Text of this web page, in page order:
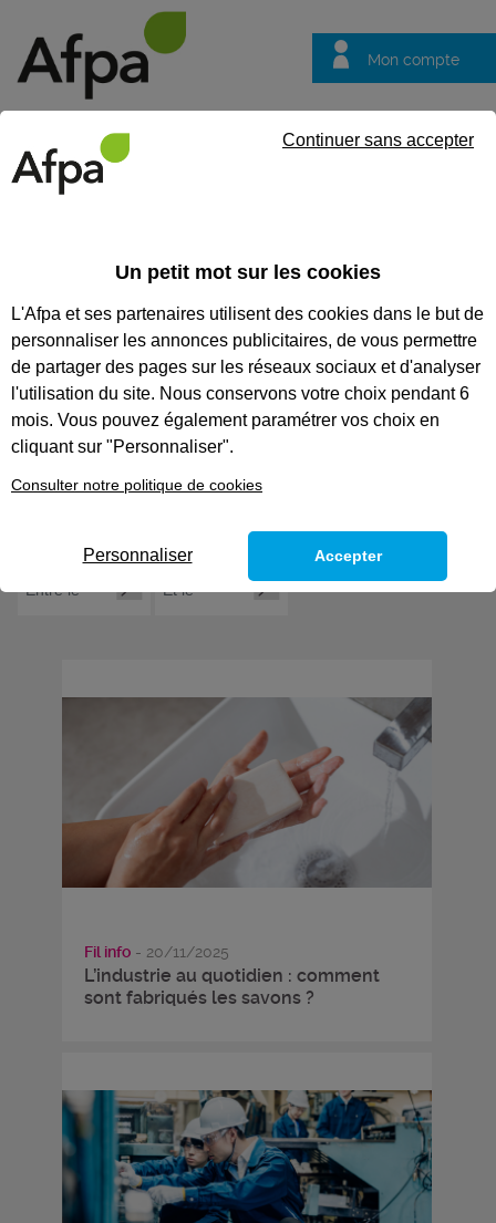
Mon compte
questions
ACTUALITÉS
Recherchez une actualité
Tout supprimer
Fil info - 20/11/2025
L’industrie au quotidien : comment
sont fabriqués les savons ?
Un petit mot sur les cookies
L'Afpa et ses partenaires utilisent des cookies dans le but de
personnaliser les annonces publicitaires, de vous permettre
de partager des pages sur les réseaux sociaux et d'analyser
l'utilisation du site. Nous conservons votre choix pendant 6
mois. Vous pouvez également paramétrer vos choix en
cliquant sur "Personnaliser".
Consulter notre politique de cookies
Continuer sans accepter
Personnaliser Accepter